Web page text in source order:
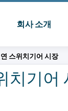
회사 소개
스위치기어 시장
기어